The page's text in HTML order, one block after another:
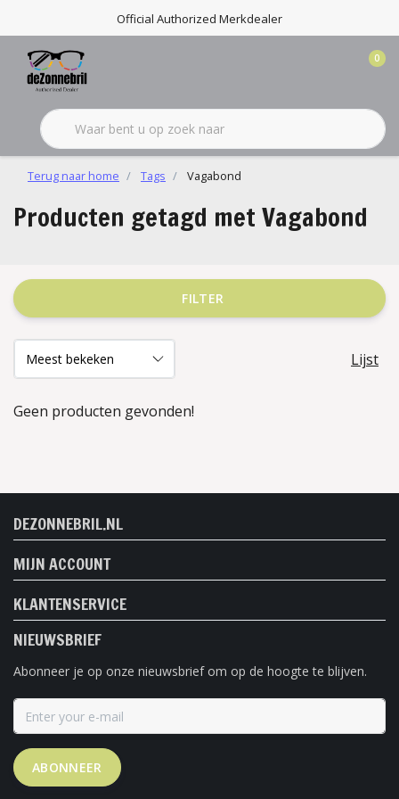
Official Authorized Merkdealer
0
Terug naar home Tags Vagabond
Producten getagd met Vagabond
FILTER
Lijst
Geen producten gevonden!
DEZONNEBRIL.NL
MIJN ACCOUNT
KLANTENSERVICE
NIEUWSBRIEF
Abonneer je op onze nieuwsbrief om op de hoogte te blijven.
ABONNEER